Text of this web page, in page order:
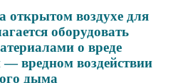
открытом воздухе для
оборудовать
о вреде
— вредном воздействии
дыма